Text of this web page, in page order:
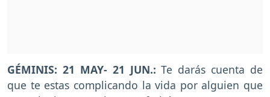
GÉMINIS: 21 MAY- 21 JUN.:Te darás cuenta de
que te estas complicando la vida por alguien que